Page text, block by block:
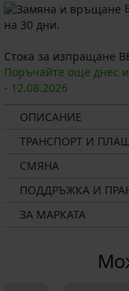
на 30 дни.
Стока за изпращане
Поръчайте още днес
- 12.08.2026
ОПИСАНИЕ
ТРАНСПОРТ И
СМЯНА
ПОДДРЪЖКА И
ЗА МАРКАТА